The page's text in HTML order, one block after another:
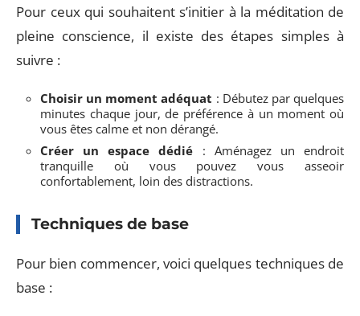
Pour ceux qui souhaitent s’initier à la méditation de
pleine conscience, il existe des étapes simples à
suivre :
Choisir un moment adéquat : Débutez par quelques
minutes chaque jour, de préférence à un moment où
vous êtes calme et non dérangé.
Créer un espace dédié : Aménagez un endroit
tranquille où vous pouvez vous asseoir
confortablement, loin des distractions.
Techniques de base
Pour bien commencer, voici quelques techniques de
base :